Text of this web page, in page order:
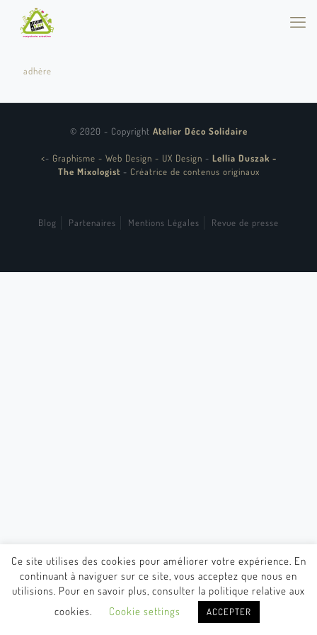
adhère
© 2020 - Copyright Atelier Déco Solidaire
<- Graphisme - Web Design - UX Design - Lellia Duszak -
The Mixologist - Créatrice de contenus originaux
Blog Partenaires Mentions Légales Revue de presse
Ce site utilises des cookies pour améliorer votre expérience. En
continuant à naviguer sur ce site, vous acceptez que nous en
utilisions. Pour en savoir plus, consulter la politique relative aux
cookies.
Cookie settings ACCEPTER